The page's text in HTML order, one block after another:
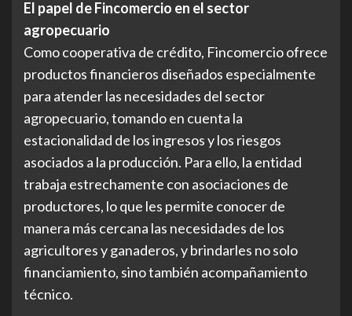
El papel de Fincomercio en el sector
agropecuario
Como cooperativa de crédito, Fincomercio ofrece
productos financieros diseñados especialmente
para atender las necesidades del sector
agropecuario, tomando en cuenta la
estacionalidad de los ingresos y los riesgos
asociados a la producción. Para ello, la entidad
trabaja estrechamente con asociaciones de
productores, lo que les permite conocer de
manera más cercana las necesidades de los
agricultores y ganaderos, y brindarles no solo
financiamiento, sino también acompañamiento
técnico.